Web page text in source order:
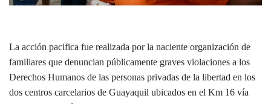
La acción pacifica fue realizada por la naciente organización de
familiares que denuncian públicamente graves violaciones a los
Derechos Humanos de las personas privadas de la libertad en los
dos centros carcelarios de Guayaquil ubicados en el Km 16 vía